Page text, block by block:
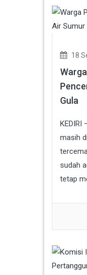
18
Gula
KEDIRI
masih
sudah
tetap